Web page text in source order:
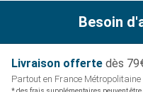
Besoin
Livraison offerte dès
Partout en France Métropolitaine